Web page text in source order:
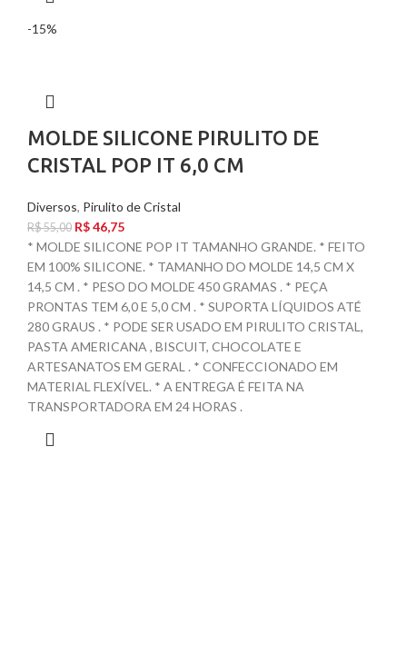
-15%
MOLDE SILICONE PIRULITO DE
CRISTAL POP IT 6,0 CM
Diversos, Pirulito de Cristal
R$55,00 R$46,75
* MOLDE SILICONE POP IT TAMANHO GRANDE. * FEITO
EM 100% SILICONE. * TAMANHO DO MOLDE 14,5 CM X
14,5 CM . * PESO DO MOLDE 450 GRAMAS . * PEÇA
PRONTAS TEM 6,0 E 5,0 CM . * SUPORTA LÍQUIDOS ATÉ
280 GRAUS . * PODE SER USADO EM PIRULITO CRISTAL,
PASTA AMERICANA , BISCUIT, CHOCOLATE E
ARTESANATOS EM GERAL . * CONFECCIONADO EM
MATERIAL FLEXÍVEL. * A ENTREGA É FEITA NA
TRANSPORTADORA EM 24 HORAS .